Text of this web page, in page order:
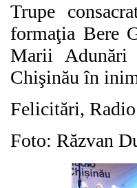
Trupe
formaţia Bere
Marii Adunări
Chişinău în
Felicitări,
Foto: Răzvan